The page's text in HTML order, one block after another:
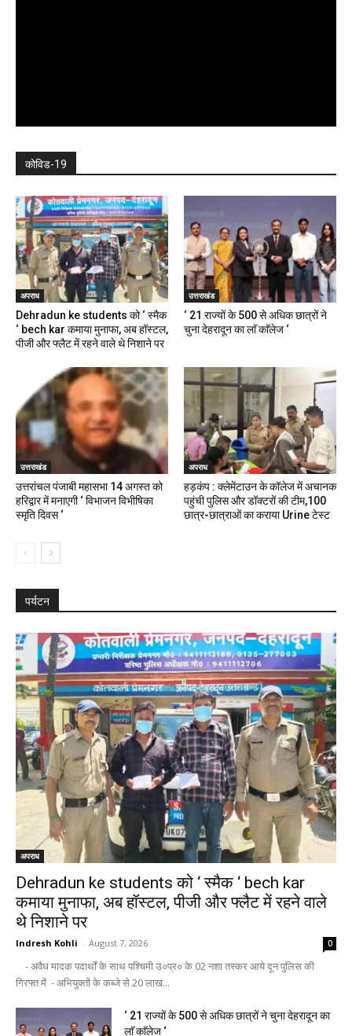
कोविड-19
अपराध
Dehradun ke students को ‘ स्मैक
‘ bech kar कमाया मुनाफा, अब हॉस्टल,
पीजी और फ्लैट में रहने वाले थे निशाने पर
उत्तराखंड
‘ 21 राज्यों के 500 से अधिक छात्रों ने
चुना देहरादून का लाॅ काॅलेज ‘
उत्तराखंड
उत्तरांचल पंजाबी महासभा 14 अगस्त को
हरिद्वार में मनाएगी ‘ विभाजन विभीषिका
स्मृति दिवस ‘
अपराध
हड़कंप : क्लेमेंटाउन के कॉलेज में अचानक
पहुंची पुलिस और डॉक्टरों की टीम,100
छात्र-छात्राओं का कराया Urine टेस्ट
पर्यटन
अपराध
Dehradun ke students को ‘ स्मैक ‘ bech kar
कमाया मुनाफा, अब हॉस्टल, पीजी और फ्लैट में रहने वाले
थे निशाने पर
Indresh Kohli - August 7, 2026 0
- अवैध मादक पदार्थों के साथ पश्चिमी उ०प्र० के 02 नशा तस्कर आये दून पुलिस की
गिरफ्त में - अभियुक्तों के कब्जे से 20 लाख...
‘ 21 राज्यों के 500 से अधिक छात्रों ने चुना देहरादून का
लाॅ काॅलेज ‘